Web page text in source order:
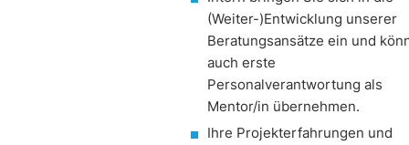
(Weiter-)Entwicklung unserer
Beratungsansätze ein und
auch erste
Personalverantwortung als
Mentor/in übernehmen.
Ihre Projekterfahrungen und